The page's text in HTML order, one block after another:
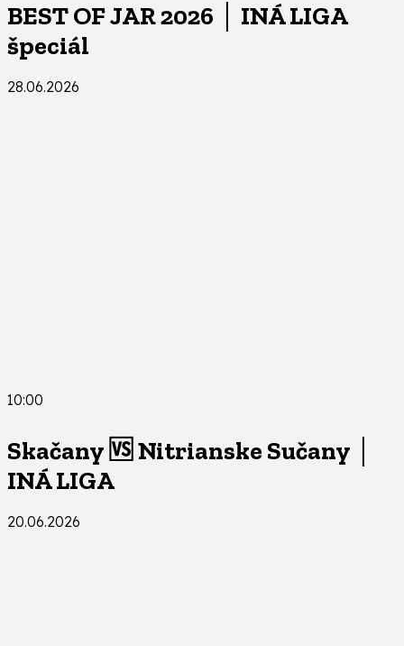
BEST OF JAR 2026 │ INÁ LIGA
špeciál
28.06.2026
10:00
Skačany 🆚 Nitrianske Sučany │
INÁ LIGA
20.06.2026